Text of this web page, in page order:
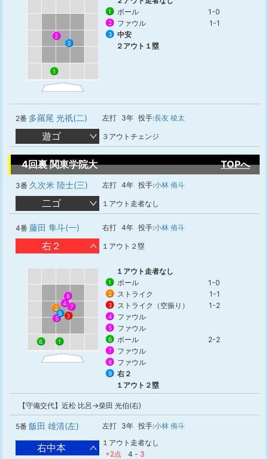
1
2
3
1 ボール 1-0
2 ファウル 1-1
3
中安
２アウト１塁
2番 多羅尾 光祇(二) 左打 3年 投手:長友 稜太
遊ゴ ３アウトチェンジ
4回裏 関東学院大 TOPへ
3番 久次米 陸士(三) 左打 4年 投手:小林 侑斗
二ゴ １アウト走者なし
4番 藤田 隼斗(一) 右打 4年 投手:小林 侑斗
右２ １アウト２塁
1
2
3
4
5
6
7
8
9
１アウト走者なし
1 ボール 1-0
2 ストライク 1-1
3 ストライク（空振り） 1-2
4 ファウル
5 ファウル
6 ボール 2-2
7 ファウル
8 ファウル
9
右２
１アウト２塁
【守備交代】近松 比呂→柴田 光伯(右)
5番 飯田 雄清(左) 左打 3年 投手:小林 侑斗
右中本
１アウト走者なし
+2点
4 - 3